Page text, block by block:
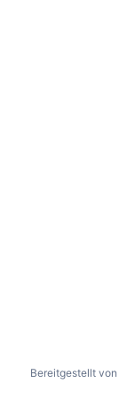
Bereitgestellt von